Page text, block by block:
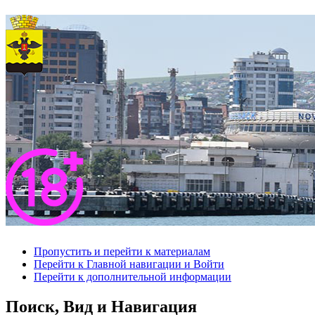
Пропустить и перейти к материалам
Перейти к Главной навигации и Войти
Перейти к дополнительной информации
Поиск, Вид и Навигация